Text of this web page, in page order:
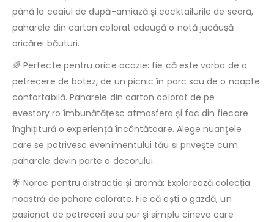
până la ceaiul de după-amiază și cocktailurile de seară,
paharele din carton colorat adaugă o notă jucăușă
oricărei băuturi.
🌈 Perfecte pentru orice ocazie: fie că este vorba de o
petrecere de botez, de un picnic în parc sau de o noapte
confortabilă. Paharele din carton colorat de pe
evestory.ro îmbunătățesc atmosfera și fac din fiecare
înghițitură o experiență încântătoare. Alege nuanţele
care se potrivesc evenimentului tău si priveşte cum
paharele devin parte a decorului.
🌟 Noroc pentru distracție și aromă: Explorează colecția
noastră de pahare colorate. Fie că ești o gazdă, un
pasionat de petreceri sau pur și simplu cineva care